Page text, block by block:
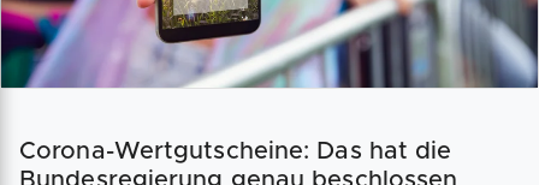
Corona-Wertgutscheine: Das hat die